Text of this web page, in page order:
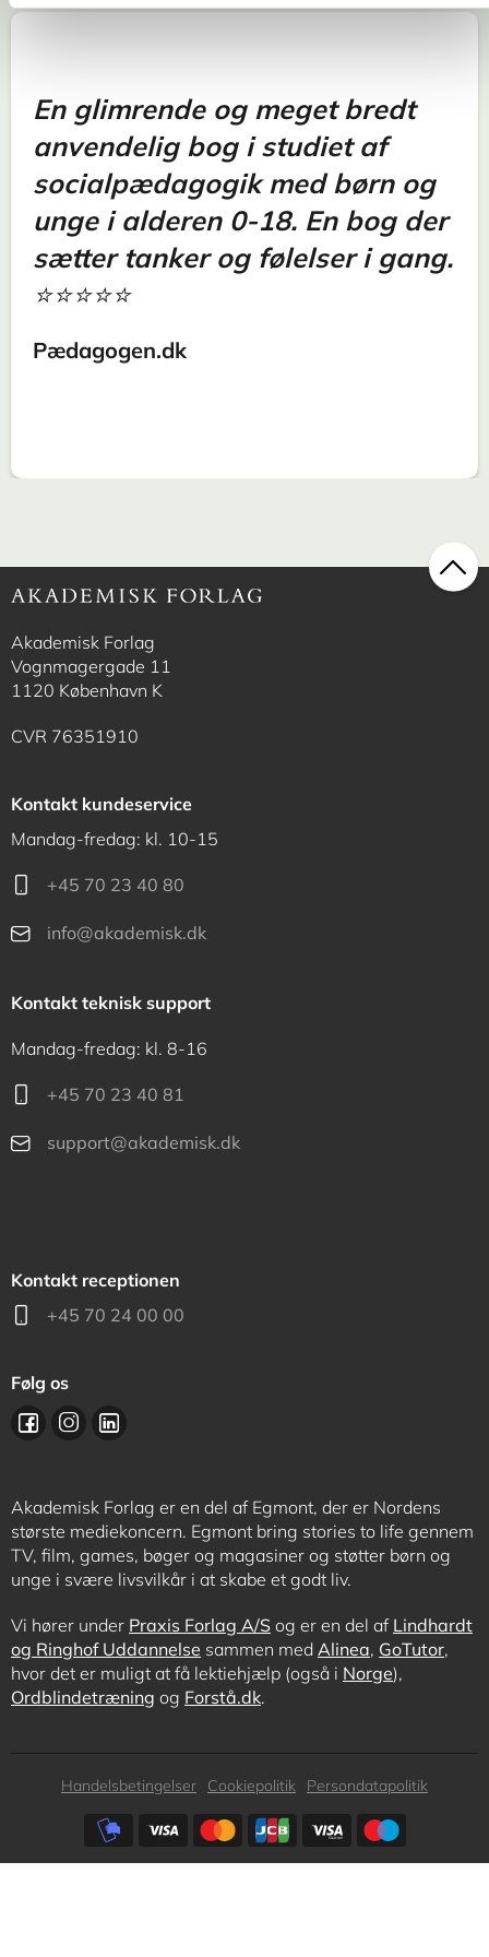
En glimrende og meget bredt
anvendelig bog i studiet af
socialpædagogik med børn og
unge i alderen 0-18. En bog der
sætter tanker og følelser i gang.
⭐⭐⭐⭐⭐
Pædagogen.dk
Akademisk Forlag
Vognmagergade 11
1120 København K
CVR 76351910
Kontakt kundeservice
Mandag-fredag: kl. 10-15
+45 70 23 40 80
info@akademisk.dk
Kontakt teknisk support
Mandag-fredag: kl. 8-16
+45 70 23 40 81
support@akademisk.dk
Kontakt receptionen
+45 70 24 00 00
Følg os
Akademisk Forlag er en del af Egmont, der er Nordens
største mediekoncern. Egmont bring stories to life gennem
TV, film, games, bøger og magasiner og støtter børn og
unge i svære livsvilkår i at skabe et godt liv.
Vi hører under Praxis Forlag A/S og er en del af Lindhardt
og Ringhof Uddannelse sammen med Alinea, GoTutor,
hvor det er muligt at få lektiehjælp (også i Norge),
Ordblindetræning og Forstå.dk.
Subfooter
Handelsbetingelser Cookiepolitik
Persondatapolitik
Subfooter
payment
options